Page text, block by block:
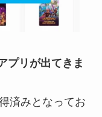
リが出てきま
済みとなってお